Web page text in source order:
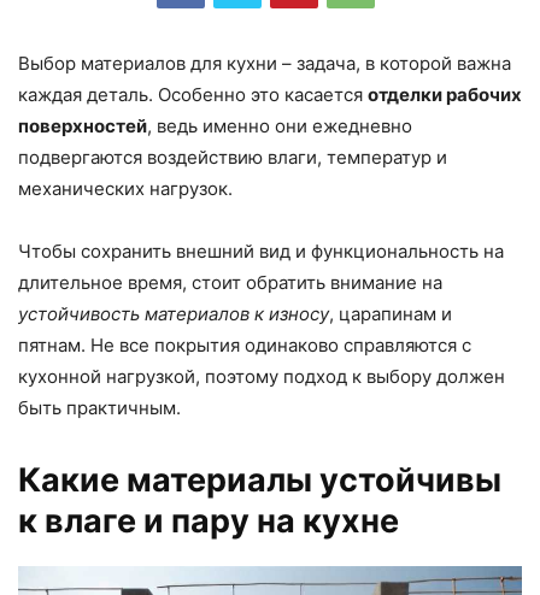
Выбор материалов для кухни – задача, в которой важна
каждая деталь. Особенно это касается отделки рабочих
поверхностей, ведь именно они ежедневно
подвергаются воздействию влаги, температур и
механических нагрузок.
Чтобы сохранить внешний вид и функциональность на
длительное время, стоит обратить внимание на
устойчивость материалов к износу, царапинам и
пятнам. Не все покрытия одинаково справляются с
кухонной нагрузкой, поэтому подход к выбору должен
быть практичным.
Какие материалы устойчивы
к влаге и пару на кухне